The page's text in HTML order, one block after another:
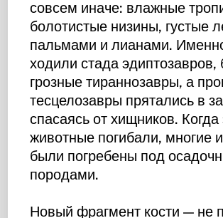
совсем иначе: влажные
болотистые низины, густые
пальмами и лианами.
ходили стада эдиптозавров,
грозные тираннозавры, а
тесцелозавры прятались в
спасаясь от хищников. Когда
животные погибали, многие
были погребены под
породами.
Новый фрагмент кости — не